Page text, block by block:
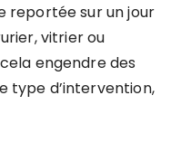
reportée sur un jour
vitrier ou
engendre des
type d’intervention,